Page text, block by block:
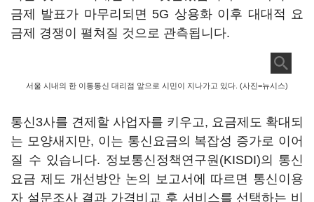
금제 발표가 마무리되면 5G 상용화 이후 대대적 요
금제 경쟁이 펼쳐질 것으로 관측됩니다.
서울 시내의 한 이통통신 대리점 앞으로 시민이 지나가고 있다. (사진=뉴시스)
통신3사를 견제할 사업자를 키우고, 요금제도 확대되
는 모양새지만, 이는 통신요금의 복잡성 증가로 이어
질 수 있습니다. 정보통신정책연구원(KISDI)의 통신
요금 제도 개선방안 논의 보고서에 따르면 통신이용
자 설문조사 결과 가격비교 후 서비스를 선택하는 비